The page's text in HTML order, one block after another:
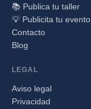
📚 Publica tu taller
💡 Publicita tu evento
Contacto
Blog
LEGAL
Aviso legal
Privacidad